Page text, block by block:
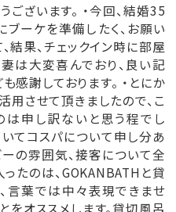
ざいます。 ・今回、結婚35
ーケを準備したく、お願い
結果、チェックイン時に部屋
は大変喜んでおり、良い記
感謝しております。 ・とにか
用させて頂きましたので、こ
申し訳ないと思う程でし
てコスパについて申し分あ
ーの雰囲気、接客について全
たのは、GOKANBATHと貸
言葉では中々表現できませ
オススメします。貸切風呂